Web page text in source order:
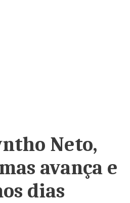
Neto,
avança e
dias